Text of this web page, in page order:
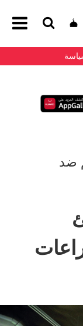
ضد